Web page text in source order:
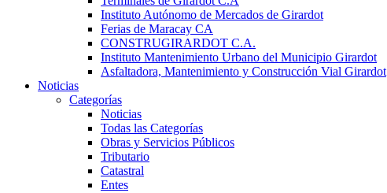
Instituto Autónomo de Mercados de Girardot
Ferias de Maracay CA
CONSTRUGIRARDOT C.A.
Instituto Mantenimiento Urbano del Municipio Girardot
Asfaltadora, Mantenimiento y Construcción Vial Girardot
Noticias
Categorías
Noticias
Todas las Categorías
Obras y Servicios Públicos
Tributario
Catastral
Entes